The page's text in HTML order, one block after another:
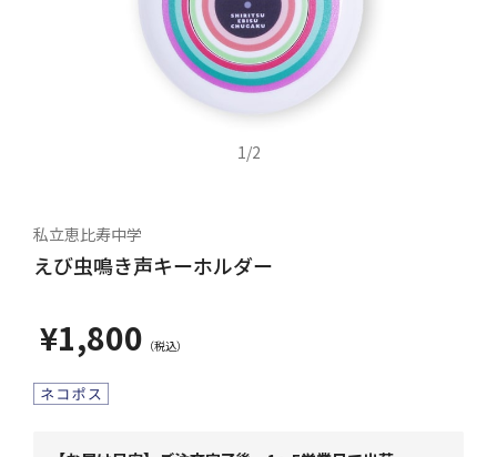
1/2
私立恵比寿中学
えび虫鳴き声キーホルダー
¥1,800